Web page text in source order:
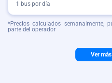
1 bus por día
*Precios calculados semanalmente,
parte del operador
Ver